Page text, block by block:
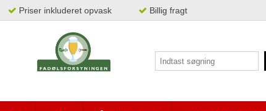
Priser inkluderet opvask Billig fragt